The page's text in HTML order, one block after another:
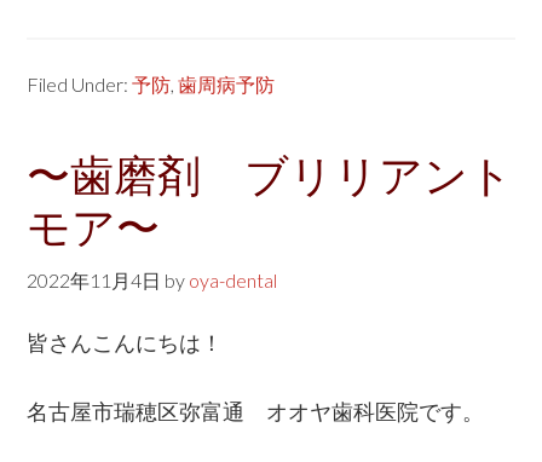
Filed Under:予防,歯周病予防
〜歯磨剤 ブリリアント
モア〜
2022年11月4日 by oya-dental
皆さんこんにちは！
名古屋市瑞穂区弥富通 オオヤ歯科医院です。